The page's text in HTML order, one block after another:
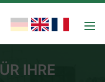
IHRE